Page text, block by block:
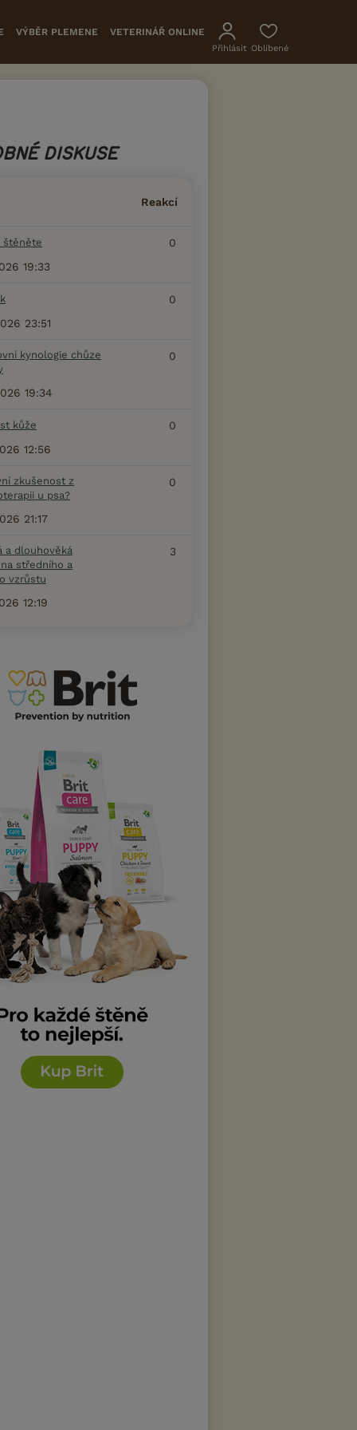
VÝBĚR PLEMENE VETERINÁŘ ONLINE
Přihlásit Oblíbené
DISKUSE
Reakcí
štěněte
0
19:33
0
23:51
kynologie chůze
0
19:34
kůže
0
12:56
zkušenost z
u psa?
0
21:17
a dlouhověká
středního a
vzrůstu
3
12:19